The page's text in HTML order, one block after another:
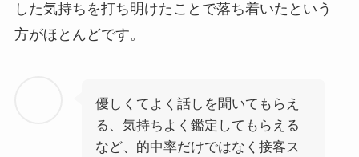
した気持ちを打ち明けたことで落ち着いたという
方がほとんどです。
優しくてよく話しを聞いてもらえ
る、気持ちよく鑑定してもらえる
など、的中率だけではなく接客ス